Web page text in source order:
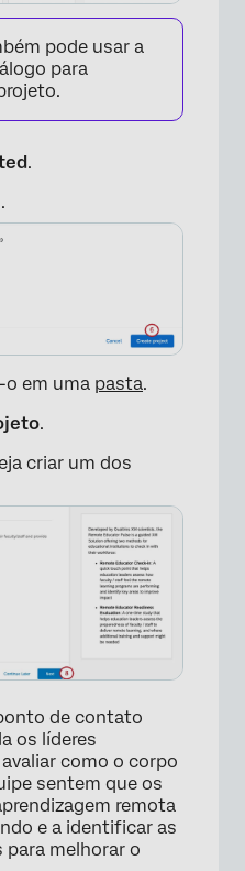
×
pode usar a
para
.
o em uma pasta.
.
criar um dos
de contato
os líderes
como o corpo
sentem que os
remota
e a identificar as
para melhorar o